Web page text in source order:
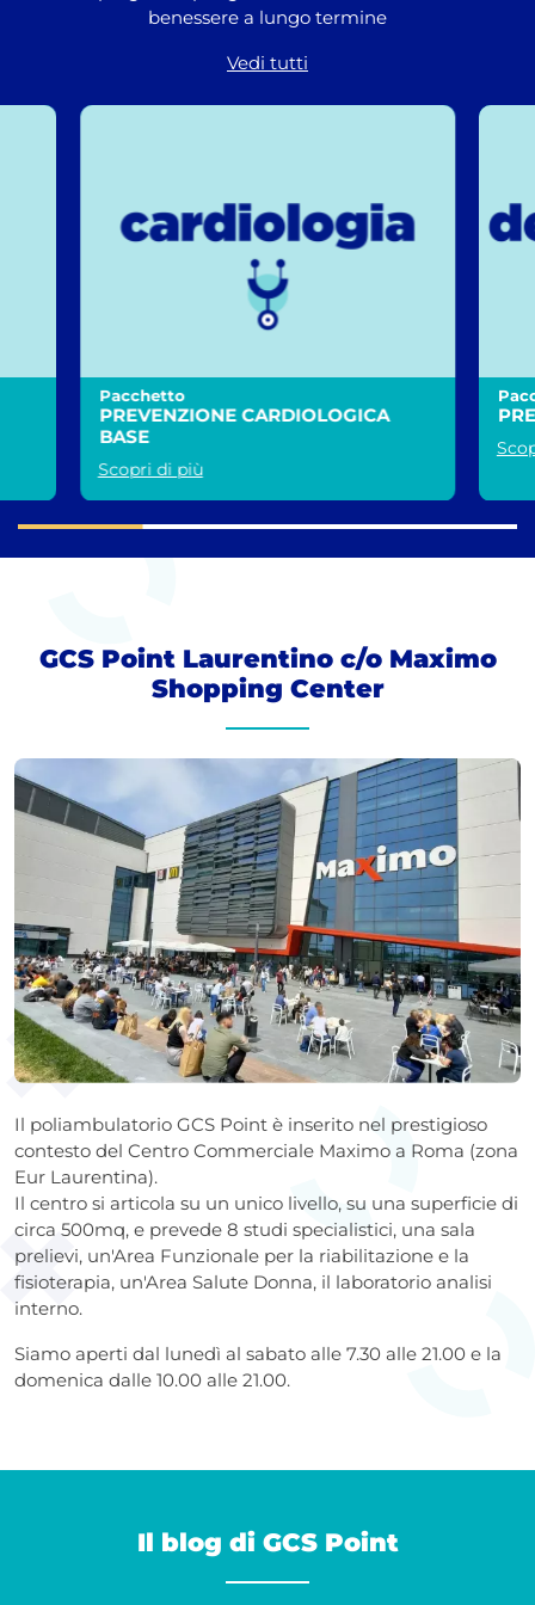
benessere a lungo termine
Vedi tutti
Pacchetto
PREVENZIONE CARDIOLOGICA
BASE
Scopri di più
GCS Point Laurentino c/o Maximo
Shopping Center
Il poliambulatorio GCS Point è inserito nel prestigioso
contesto del Centro Commerciale Maximo a Roma (zona
Eur Laurentina).
Il centro si articola su un unico livello, su una superficie di
circa 500mq, e prevede 8 studi specialistici, una sala
prelievi, un'Area Funzionale per la riabilitazione e la
fisioterapia, un'Area Salute Donna, il laboratorio analisi
interno.
Siamo aperti dal lunedì al sabato alle 7.30 alle 21.00 e la
domenica dalle 10.00 alle 21.00.
Il blog di GCS Point